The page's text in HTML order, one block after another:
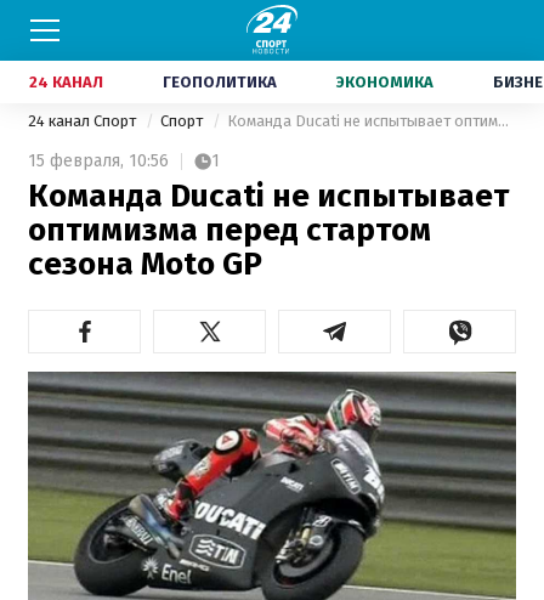
24 КАНАЛ ГЕОПОЛИТИКА ЭКОНОМИКА
24 канал Спорт Спорт Команда Ducati не испытывает оптимизма перед стартом сезона Моtо GP
15 февраля, 10:56 1
Команда Ducati не испытывает
оптимизма перед стартом
сезона Моtо GP